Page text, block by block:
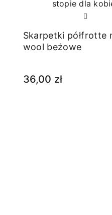
Skarpetki półfrotte
wool beżowe
36,00 zł